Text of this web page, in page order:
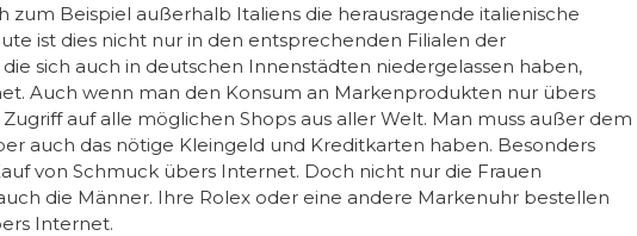
zum Beispiel außerhalb Italiens die herausragende italienische
ist dies nicht nur in den entsprechenden Filialen der
sich auch in deutschen Innenstädten niedergelassen haben,
Auch wenn man den Konsum an Markenprodukten nur übers
auf alle möglichen Shops aus aller Welt. Man muss außer dem
auch das nötige Kleingeld und Kreditkarten haben. Besonders
von Schmuck übers Internet. Doch nicht nur die Frauen
die Männer. Ihre Rolex oder eine andere Markenuhr bestellen
Internet.